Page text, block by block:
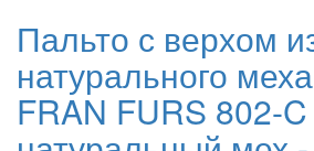
Пальто с верхом
натурального
FRAN FURS 802-C